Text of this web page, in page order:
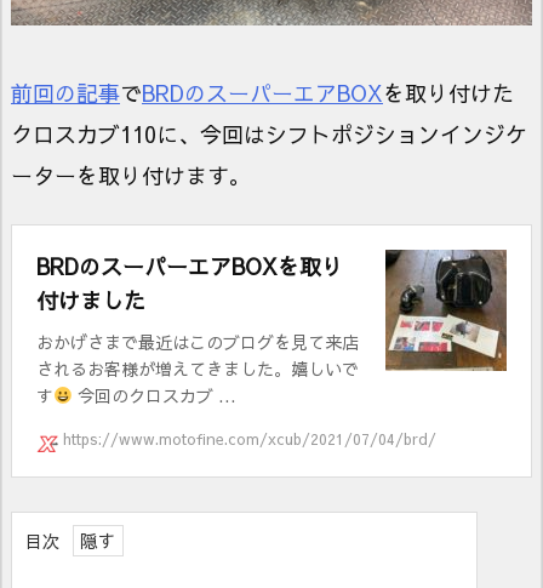
前回の記事でBRDのスーパーエアBOXを取り付けた
クロスカブ110に、今回はシフトポジションインジケ
ーターを取り付けます。
BRDのスーパーエアBOXを取り
付けました
おかげさまで最近はこのブログを見て来店
されるお客様が増えてきました。嬉しいで
す
今回のクロスカブ ...
https://www.motofine.com/xcub/2021/07/04/brd/
目次